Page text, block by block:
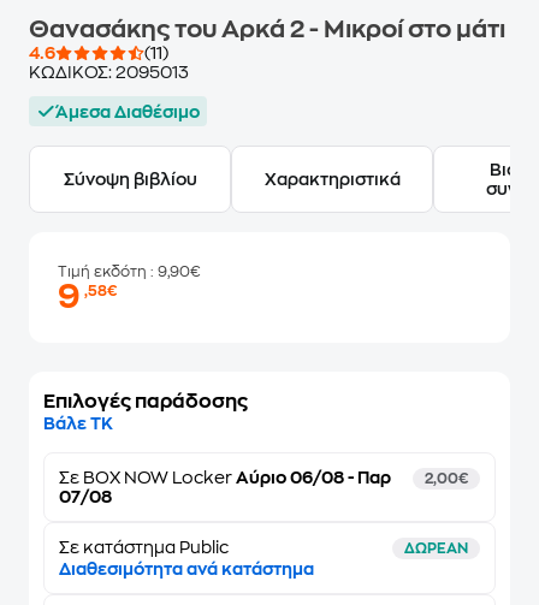
Θανασάκης του Αρκά 2 - Μικροί στο μάτι
4.6
(11)
ΚΩΔΙΚΟΣ: 2095013
Άμεσα Διαθέσιμο
Σύνοψη βιβλίου Χαρακτηριστικά
Τιμή εκδότη : 9,90€
9,58€
Επιλογές παράδοσης
Βάλε ΤΚ
Σε BOX NOW Locker Αύριο 06/08 - Παρ
07/08
2,00€
Σε κατάστημα Public ΔΩΡΕΑΝ
Διαθεσιμότητα ανά κατάστημα